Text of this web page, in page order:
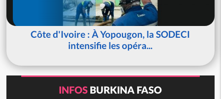
Côte d'Ivoire : À Yopougon, la SODECI
intensifie les opéra...
INFOS BURKINA FASO